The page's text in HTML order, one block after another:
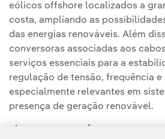
eólicos offshore localizados a
costa, ampliando as
das energias renováveis. Além
conversoras associadas aos
serviços essenciais para a
regulação de tensão, frequência
especialmente relevantes em
presença de geração renovável.